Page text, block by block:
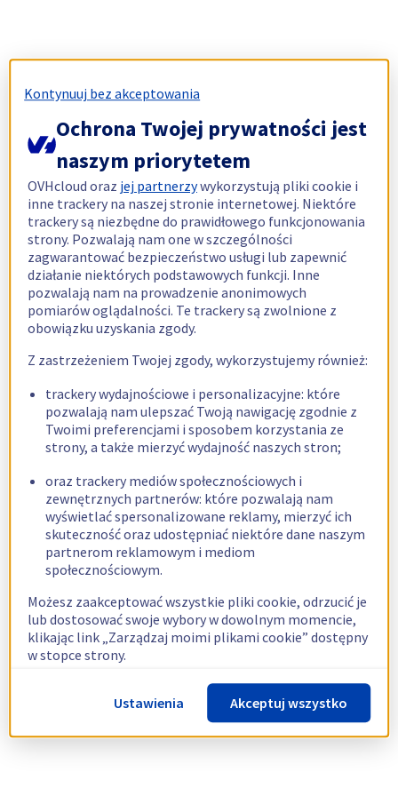
Kontynuuj bez akceptowania
Ochrona Twojej prywatności jest
naszym priorytetem
OVHcloud oraz jej partnerzywykorzystują pliki cookie i
inne trackery na naszej stronie internetowej. Niektóre
trackery są niezbędne do prawidłowego funkcjonowania
strony. Pozwalają nam one w szczególności
zagwarantować bezpieczeństwo usługi lub zapewnić
działanie niektórych podstawowych funkcji. Inne
pozwalają nam na prowadzenie anonimowych
pomiarów oglądalności. Te trackery są zwolnione z
obowiązku uzyskania zgody.
Z zastrzeżeniem Twojej zgody, wykorzystujemy również:
trackery wydajnościowe i personalizacyjne: które
pozwalają nam ulepszać Twoją nawigację zgodnie z
Twoimi preferencjami i sposobem korzystania ze
strony, a także mierzyć wydajność naszych stron;
oraz trackery mediów społecznościowych i
zewnętrznych partnerów: które pozwalają nam
wyświetlać spersonalizowane reklamy, mierzyć ich
skuteczność oraz udostępniać niektóre dane naszym
partnerom reklamowym i mediom
społecznościowym.
Możesz zaakceptować wszystkie pliki cookie, odrzucić je
lub dostosować swoje wybory w dowolnym momencie,
klikając link „Zarządzaj moimi plikami cookie” dostępny
w stopce strony.
Więcej informacji znajdziesz w naszejpolityce
dotyczącej wykorzystywania plików cookie.
Ustawienia Akceptuj wszystko